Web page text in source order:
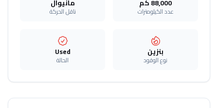
88,000 كم
عدد الكيلومترات
مانيوال
ناقل الحركة
بنزين
نوع الوقود
Used
الحالة